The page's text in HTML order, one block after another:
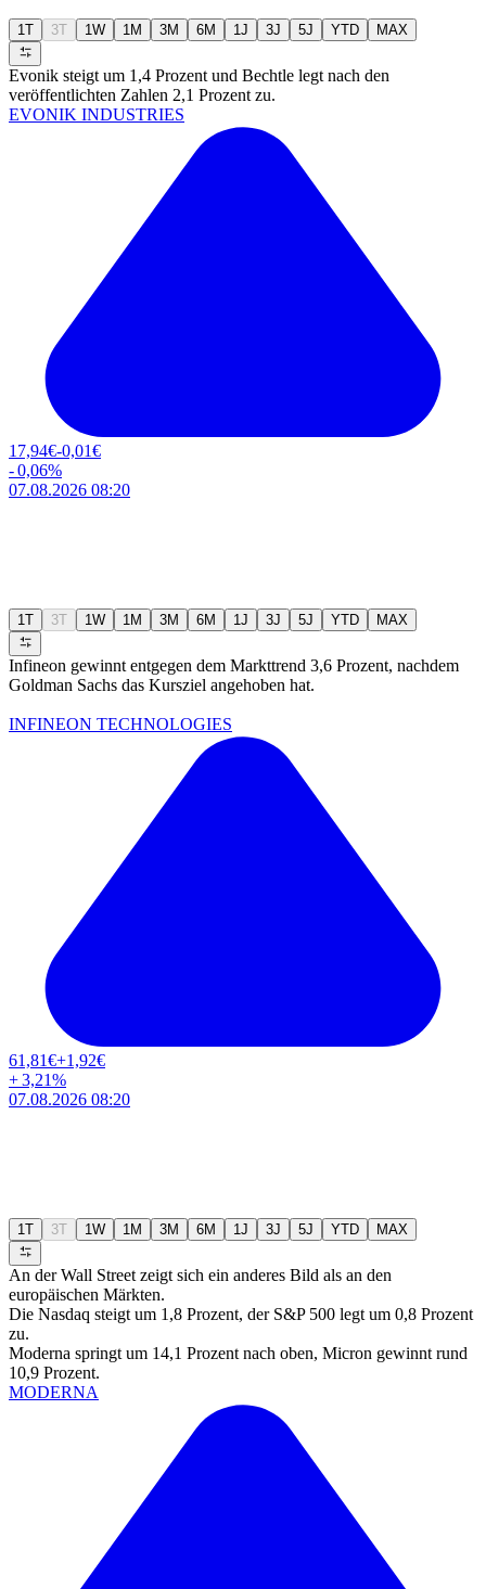
1T 3T 1W 1M 3M 6M 1J 3J 5J YTD MAX
Evonik steigt um 1,4 Prozent und Bechtle legt nach den
veröffentlichten Zahlen 2,1 Prozent zu.
EVONIK INDUSTRIES
17,94€-0,01€
-0,06%
07.08.2026 08:20
1T 3T 1W 1M 3M 6M 1J 3J 5J YTD MAX
Infineon gewinnt entgegen dem Markttrend 3,6 Prozent, nachdem
Goldman Sachs das Kursziel angehoben hat.
INFINEON TECHNOLOGIES
61,81€+1,92€
+3,21%
07.08.2026 08:20
1T 3T 1W 1M 3M 6M 1J 3J 5J YTD MAX
An der Wall Street zeigt sich ein anderes Bild als an den
europäischen Märkten.
Die Nasdaq steigt um 1,8 Prozent, der S&P 500 legt um 0,8 Prozent
zu.
Moderna springt um 14,1 Prozent nach oben, Micron gewinnt rund
10,9 Prozent.
MODERNA